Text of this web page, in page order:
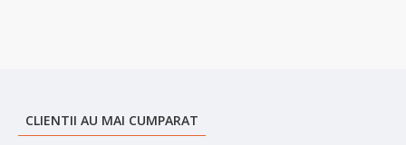
CLIENTII AU MAI CUMPARAT